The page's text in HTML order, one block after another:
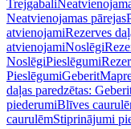
Trejgabali
Neatvienojamas pārejas
atvienojamiRezerves
atvienojamiNoslēgi
NoslēgiPieslēgumi
Pieslēgumi
daļas paredzētas:
piederumiBlīves
caurulēmStiprinājumi